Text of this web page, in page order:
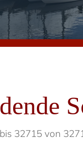
32715 von